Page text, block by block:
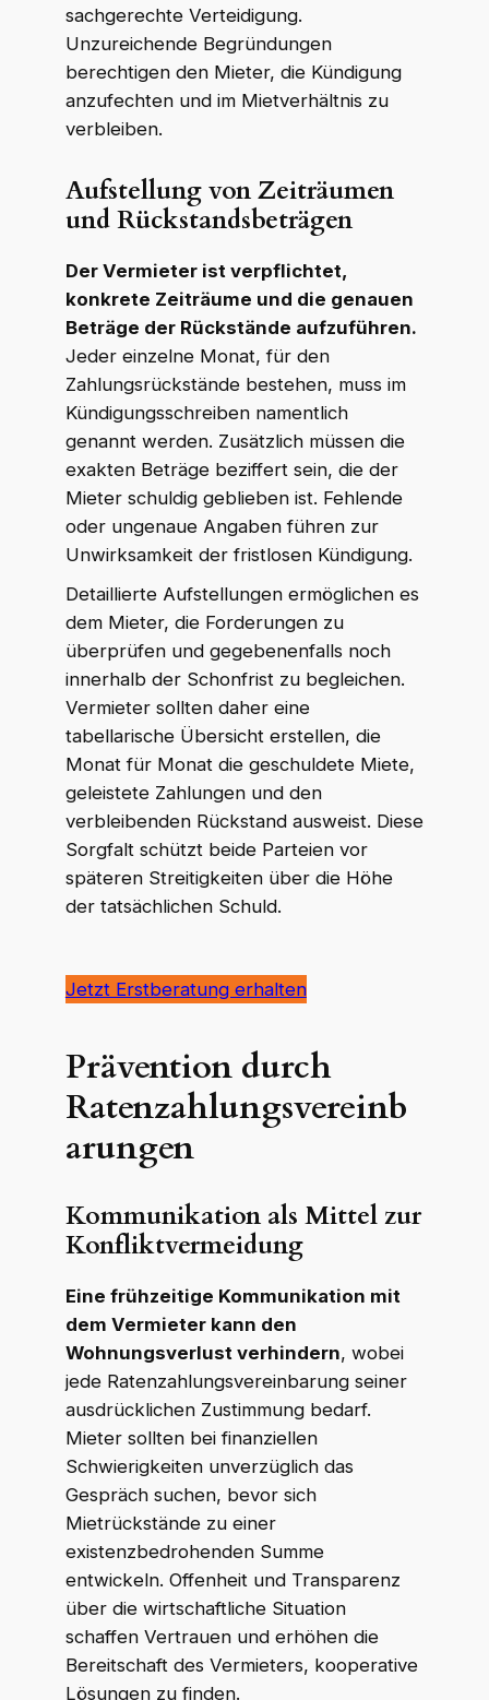
sachgerechte Verteidigung.
Unzureichende Begründungen
berechtigen den Mieter, die Kündigung
anzufechten und im Mietverhältnis zu
verbleiben.
Aufstellung von Zeiträumen
und Rückstandsbeträgen
Der Vermieter ist verpflichtet,
konkrete Zeiträume und die genauen
Beträge der Rückstände aufzuführen.
Jeder einzelne Monat, für den
Zahlungsrückstände bestehen, muss im
Kündigungsschreiben namentlich
genannt werden. Zusätzlich müssen die
exakten Beträge beziffert sein, die der
Mieter schuldig geblieben ist. Fehlende
oder ungenaue Angaben führen zur
Unwirksamkeit der fristlosen Kündigung.
Detaillierte Aufstellungen ermöglichen es
dem Mieter, die Forderungen zu
überprüfen und gegebenenfalls noch
innerhalb der Schonfrist zu begleichen.
Vermieter sollten daher eine
tabellarische Übersicht erstellen, die
Monat für Monat die geschuldete Miete,
geleistete Zahlungen und den
verbleibenden Rückstand ausweist. Diese
Sorgfalt schützt beide Parteien vor
späteren Streitigkeiten über die Höhe
der tatsächlichen Schuld.
Jetzt Erstberatung erhalten
Prävention durch
Ratenzahlungsvereinb
arungen
Kommunikation als Mittel zur
Konfliktvermeidung
Eine frühzeitige Kommunikation mit
dem Vermieter kann den
Wohnungsverlust verhindern, wobei
jede Ratenzahlungsvereinbarung seiner
ausdrücklichen Zustimmung bedarf.
Mieter sollten bei finanziellen
Schwierigkeiten unverzüglich das
Gespräch suchen, bevor sich
Mietrückstände zu einer
existenzbedrohenden Summe
entwickeln. Offenheit und Transparenz
über die wirtschaftliche Situation
schaffen Vertrauen und erhöhen die
Bereitschaft des Vermieters, kooperative
Lösungen zu finden.